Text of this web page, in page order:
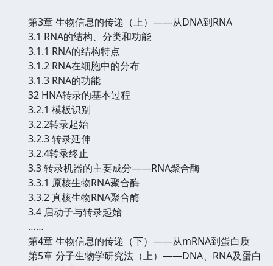
第3章 生物信息的传递（上）——从DNA到RNA
3.1 RNA的结构、分类和功能
3.1.1 RNA的结构特点
3.1.2 RNA在细胞中的分布
3.1.3 RNA的功能
32 HNA转录的基本过程
3.2.1 模板识别
3.2.2转录起始
3.2.3 转录延伸
3.2.4转录终止
3.3 转录机器的主要成分——RNA聚合酶
3.3.1 原核生物RNA聚合酶
3.3.2 真核生物RNA聚合酶
3.4 启动子与转录起始
……
第4章 生物信息的传递（下）——从mRNA到蛋白质
第5章 分子生物学研究法（上）——DNA、RNA及蛋白